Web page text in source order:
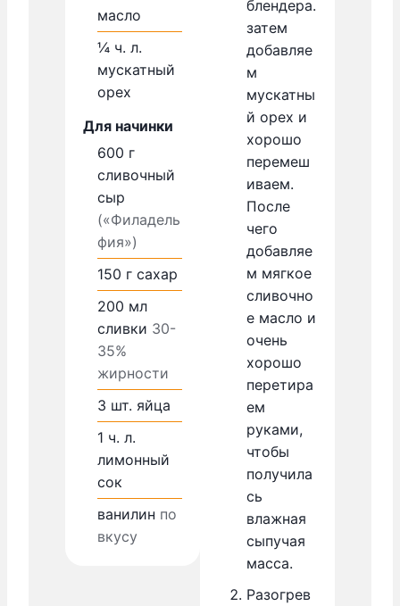
масло
¼ ч. л.
мускатный
орех
Для начинки
600 г
сливочный
сыр
(«Филадель
фия»)
150 г сахар
200 мл
сливки 30-
35%
жирности
3 шт. яйца
1 ч. л.
лимонный
сок
ванилин по
вкусу
блендера.
затем
добавляе
м
мускатны
й орех и
хорошо
перемеш
иваем.
После
чего
добавляе
м мягкое
сливочно
е масло и
очень
хорошо
перетира
ем
руками,
чтобы
получила
сь
влажная
сыпучая
масса.
Разогрев